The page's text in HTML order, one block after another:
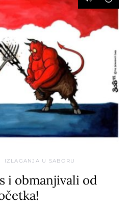
IZLAGANJA U SABORU
i obmanjivali od